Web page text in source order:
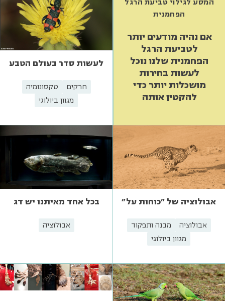
המסע לגילוי טביעת הרגל
הפחמנית
אם נהיה מודעים יותר
לטביעת הרגל
הפחמנית שלנו נוכל
לעשות בחירות
מושכלות יותר כדי
להקטין אותה
לעשות סדר בעולם הטבע
חרקים
טקסונומיה
מגוון ביולוגי
אבולוציה של "כוחות על"
אבולוציה
מבנה ותפקוד
מגוון ביולוגי
בכל אחד מאיתנו יש דג
אבולוציה